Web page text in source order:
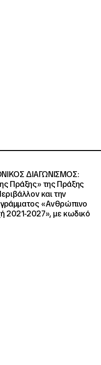
ΔΙΑΓΩΝΙΣΜΟΣ:
Πράξης» της Πράξης
και την
«Ανθρώπινο
2021-2027», με κωδικό